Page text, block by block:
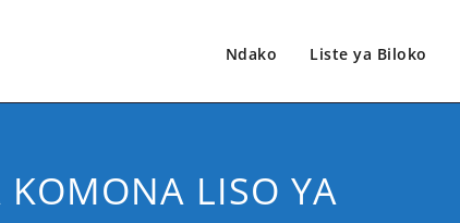
Ndako Liste ya Biloko
KOMONA LISO YA